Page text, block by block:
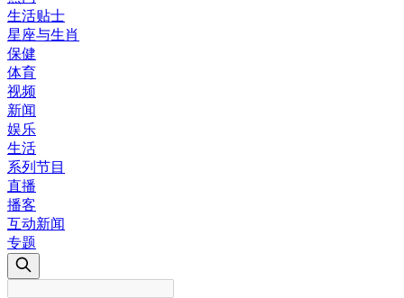
生活贴士
星座与生肖
保健
体育
视频
新闻
娱乐
生活
系列节目
直播
播客
互动新闻
专题